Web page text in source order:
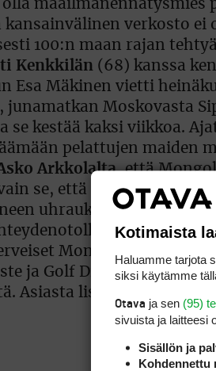
olla maailmanennätysmies
verkosto
100:n maan rajan
Kenkkilän (68) kanssa
Esa Mäkinen vietti
Moskovasta
se kestää kaksi viikkoa.
pelattujen maiden
Arkkolalta, että
se, että Mäkisen piti
uhraukseen ( siis
sai
Mongoliasta. Maa
ja Golf Digest
Asiasta lisää
Kotimaista
Haluamme tarjota
siksi käytämme
Otava ja sen (95)
sivuista ja laitteesi
Sisällön ja
Kohdennettu